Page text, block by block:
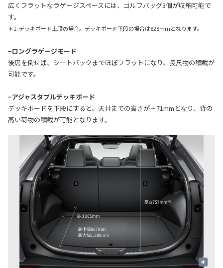
広くフラットなラゲージスペースには、ゴルフバッグ3個が収納可能で
す。
＊1. デッキボード上段の場合。デッキボード下段の場合は828mmとなります。
−ロングラゲージモード
後席を倒せば、シートバックまでほぼフラットになり、長尺物の積載が
可能です。
−アジャスタブルデッキボード
デッキボードを下段にすると、天井までの高さが＋71mmとなり、背の
高い荷物の積載が可能となります。
+